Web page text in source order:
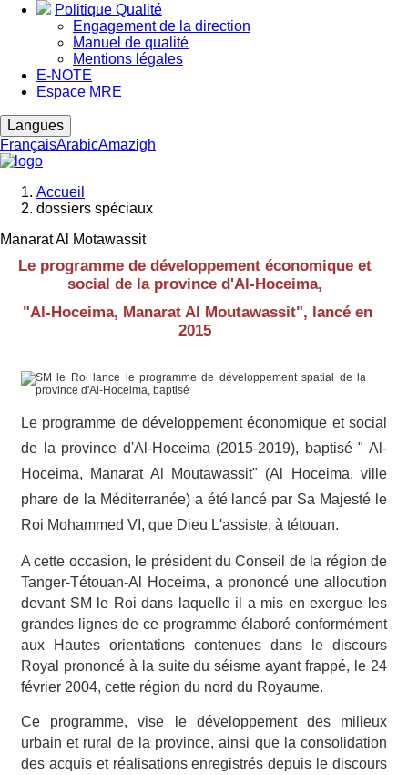
Politique Qualité
Engagement de la direction
Manuel de qualité
Mentions légales
E-NOTE
Espace MRE
Langues
FrançaisArabicAmazigh
Fil
d'Ariane
Accueil
dossiers spéciaux
Manarat Al Motawassit
Le programme de développement économique et
social de la province d'Al-Hoceima,
"Al-Hoceima, Manarat Al Moutawassit", lancé en
2015
Le programme de développement économique et social
de la province d'Al-Hoceima (2015-2019), baptisé " Al-
Hoceima, Manarat Al Moutawassit" (Al Hoceima, ville
phare de la Méditerranée) a été lancé par Sa Majesté le
Roi Mohammed VI, que Dieu L'assiste, à tétouan.
A cette occasion, le président du Conseil de la région de
Tanger-Tétouan-Al Hoceima, a prononcé une allocution
devant SM le Roi dans laquelle il a mis en exergue les
grandes lignes de ce programme élaboré conformément
aux Hautes orientations contenues dans le discours
Royal prononcé à la suite du séisme ayant frappé, le 24
février 2004, cette région du nord du Royaume.
Ce programme, vise le développement des milieux
urbain et rural de la province, ainsi que la consolidation
des acquis et réalisations enregistrés depuis le discours